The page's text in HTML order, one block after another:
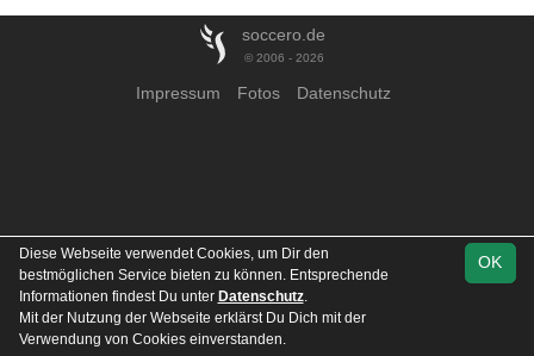
soccero.de
© 2006 - 2026
Impressum Fotos Datenschutz
OK
Diese Webseite verwendet Cookies, um Dir den
bestmöglichen Service bieten zu können. Entsprechende
Informationen findest Du unter Datenschutz.
Mit der Nutzung der Webseite erklärst Du Dich mit der
Verwendung von Cookies einverstanden.